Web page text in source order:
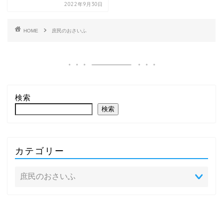
2022年9月30日
HOME 庶民のおさいふ
検索
検索
カテゴリー